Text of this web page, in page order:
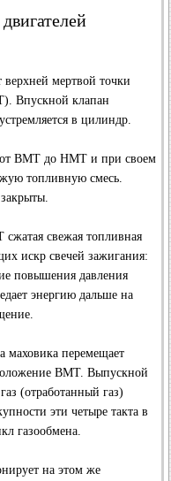
верхней мертвой точки
Впускной клапан
в цилиндр.
от ВМТ до НМТ и при своем
топливную смесь.
свежая топливная
искр свечей зажигания:
повышения давления
энергию дальше на
маховика перемещает
ВМТ. Выпускной
(отработанный газ)
эти четыре такта в
газообмена.
на этом же